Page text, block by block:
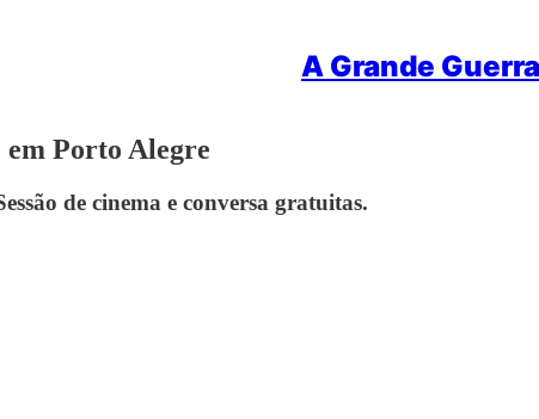
A Grande Guerra
em Porto Alegre
de cinema e conversa gratuitas.